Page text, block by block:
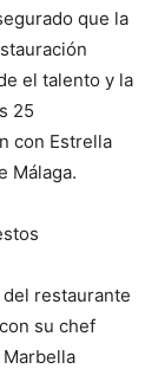
que la
el talento y la
25
con Estrella
Málaga.
restaurante
su chef